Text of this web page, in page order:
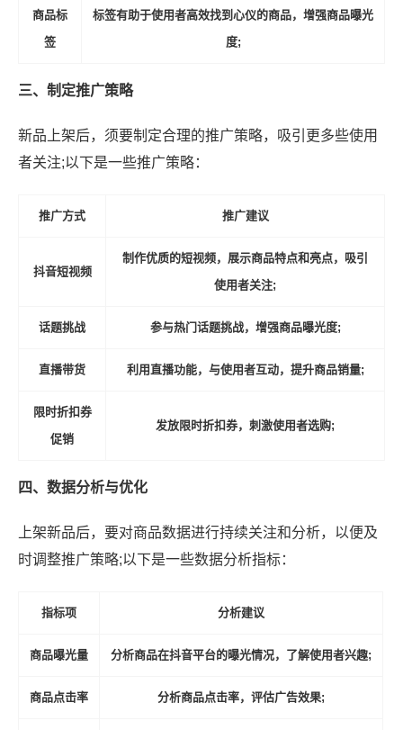
商品标
签
标签有助于使用者高效找到心仪的商品，增强商品曝光
度;
三、制定推广策略
新品上架后，须要制定合理的推广策略，吸引更多些使用
者关注;以下是一些推广策略：
推广方式 推广建议
抖音短视频
制作优质的短视频，展示商品特点和亮点，吸引
使用者关注;
话题挑战 参与热门话题挑战，增强商品曝光度;
直播带货 利用直播功能，与使用者互动，提升商品销量;
限时折扣券
促销
发放限时折扣券，刺激使用者选购;
四、数据分析与优化
上架新品后，要对商品数据进行持续关注和分析，以便及
时调整推广策略;以下是一些数据分析指标：
指标项 分析建议
商品曝光量 分析商品在抖音平台的曝光情况，了解使用者兴趣;
商品点击率 分析商品点击率，评估广告效果;